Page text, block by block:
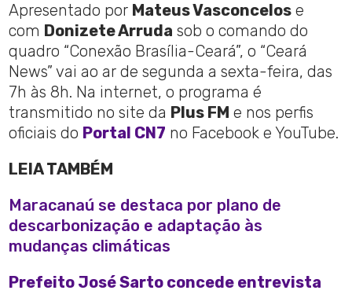
Apresentado por Mateus Vasconcelos e
com Donizete Arruda sob o comando do
quadro “Conexão Brasília-Ceará”, o “Ceará
News” vai ao ar de segunda a sexta-feira, das
7h às 8h. Na internet, o programa é
transmitido no site da Plus FM e nos perfis
oficiais do Portal CN7 no Facebook e YouTube.
LEIA TAMBÉM
Maracanaú se destaca por plano de
descarbonização e adaptação às
mudanças climáticas
Prefeito José Sarto concede entrevista